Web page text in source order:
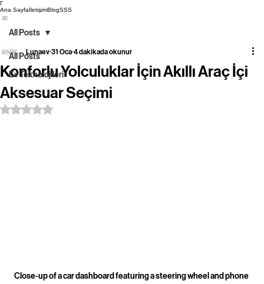
Γ
Ana SayfaİletişimBlogSSS
All Posts
Ev Teknolojileri
All Posts
Konforlu Yolculuklar İçin Akıllı Araç İçi
Aksesuar Seçimi
Lunaev 31 Oca 4 dakikada okunur
5 üzerinden NaN yıldız
Close-up of a car dashboard featuring a steering wheel and phone